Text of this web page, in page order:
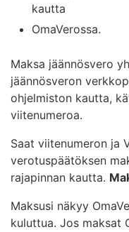
kautta
OmaVerossa.
Maksa jäännösvero
jäännösveron
ohjelmiston kautta,
viitenumeroa.
Saat viitenumeron ja
verotuspäätöksen
rajapinnan kautta.
Maksusi näkyy
kuluttua. Jos maksat